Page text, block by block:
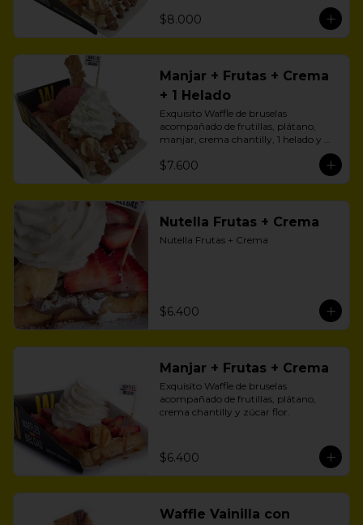
$8.000
Manjar + Frutas + Crema
+ 1 Helado
Exquisito Waffle de bruselas
acompañado de frutillas, plátano,
manjar, crema chantilly, 1 helado y
$7.600
Nutella Frutas + Crema
Nutella Frutas + Crema
$6.400
Manjar + Frutas + Crema
Exquisito Waffle de bruselas
acompañado de frutillas, plátano,
crema chantilly y zúcar flor.
$6.400
Waffle Vainilla con